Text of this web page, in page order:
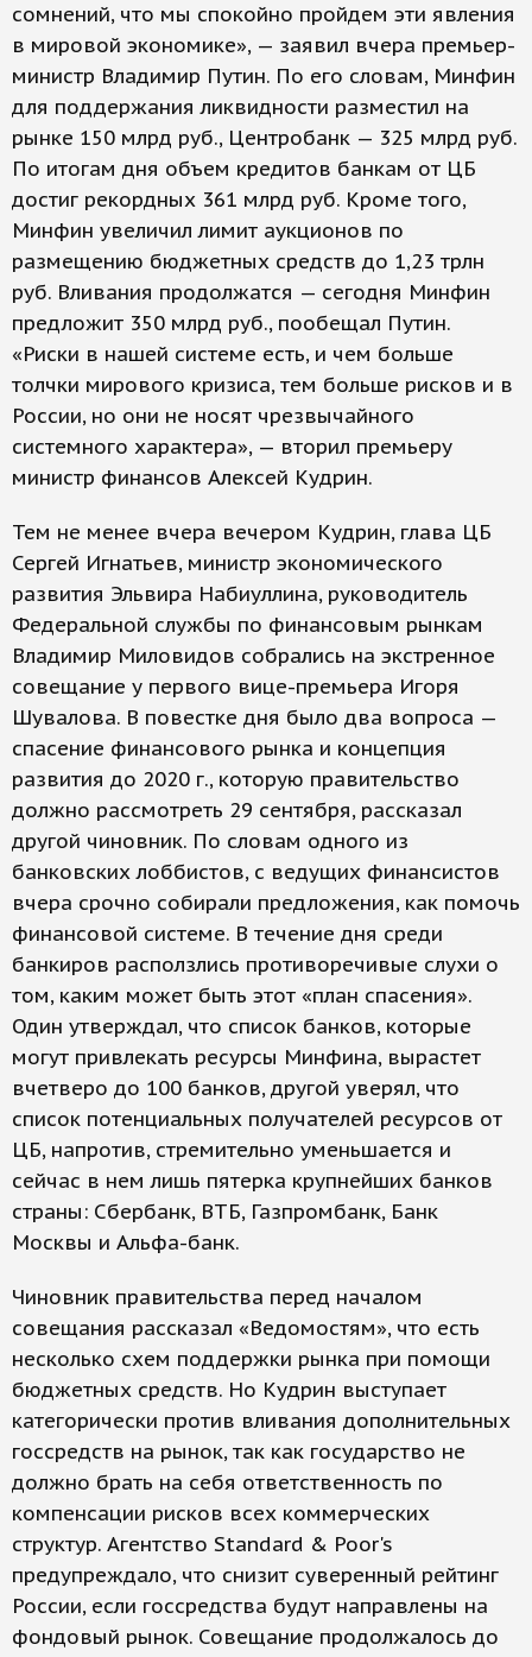
сомнений, что мы спокойно пройдем эти явления
в мировой экономике», — заявил вчера премьер-
министр Владимир Путин. По его словам, Минфин
для поддержания ликвидности разместил на
рынке 150 млрд руб., Центробанк — 325 млрд руб.
По итогам дня объем кредитов банкам от ЦБ
достиг рекордных 361 млрд руб. Кроме того,
Минфин увеличил лимит аукционов по
размещению бюджетных средств до 1,23 трлн
руб. Вливания продолжатся — сегодня Минфин
предложит 350 млрд руб., пообещал Путин.
«Риски в нашей системе есть, и чем больше
толчки мирового кризиса, тем больше рисков и в
России, но они не носят чрезвычайного
системного характера», — вторил премьеру
министр финансов Алексей Кудрин.
Тем не менее вчера вечером Кудрин, глава ЦБ
Сергей Игнатьев, министр экономического
развития Эльвира Набиуллина, руководитель
Федеральной службы по финансовым рынкам
Владимир Миловидов собрались на экстренное
совещание у первого вице-премьера Игоря
Шувалова. В повестке дня было два вопроса —
спасение финансового рынка и концепция
развития до 2020 г., которую правительство
должно рассмотреть 29 сентября, рассказал
другой чиновник. По словам одного из
банковских лоббистов, с ведущих финансистов
вчера срочно собирали предложения, как помочь
финансовой системе. В течение дня среди
банкиров расползлись противоречивые слухи о
том, каким может быть этот «план спасения».
Один утверждал, что список банков, которые
могут привлекать ресурсы Минфина, вырастет
вчетверо до 100 банков, другой уверял, что
список потенциальных получателей ресурсов от
ЦБ, напротив, стремительно уменьшается и
сейчас в нем лишь пятерка крупнейших банков
страны: Сбербанк, ВТБ, Газпромбанк, Банк
Москвы и Альфа-банк.
Чиновник правительства перед началом
совещания рассказал «Ведомостям», что есть
несколько схем поддержки рынка при помощи
бюджетных средств. Но Кудрин выступает
категорически против вливания дополнительных
госсредств на рынок, так как государство не
должно брать на себя ответственность по
компенсации рисков всех коммерческих
структур. Агентство Standard & Poor's
предупреждало, что снизит суверенный рейтинг
России, если госсредства будут направлены на
фондовый рынок. Совещание продолжалось до